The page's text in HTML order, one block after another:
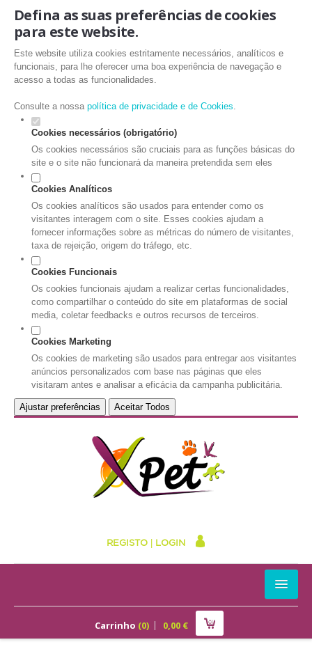
Defina as suas preferências de cookies
para este website.
Este website utiliza cookies estritamente necessários, analíticos e
funcionais, para lhe oferecer uma boa experiência de navegação e
acesso a todas as funcionalidades.
Consulte a nossa política de privacidade e de Cookies.
Cookies necessários (obrigatório)
Os cookies necessários são cruciais para as funções básicas do
site e o site não funcionará da maneira pretendida sem eles
Cookies Analíticos
Os cookies analíticos são usados para entender como os
visitantes interagem com o site. Esses cookies ajudam a
fornecer informações sobre as métricas do número de visitantes,
taxa de rejeição, origem do tráfego, etc.
Cookies Funcionais
Os cookies funcionais ajudam a realizar certas funcionalidades,
como compartilhar o conteúdo do site em plataformas de social
media, coletar feedbacks e outros recursos de terceiros.
Cookies Marketing
Os cookies de marketing são usados para entregar aos visitantes
anúncios personalizados com base nas páginas que eles
visitaram antes e analisar a eficácia da campanha publicitária.
Ajustar preferências Aceitar Todos
REGISTO LOGIN
Carrinho (0) 0,00€